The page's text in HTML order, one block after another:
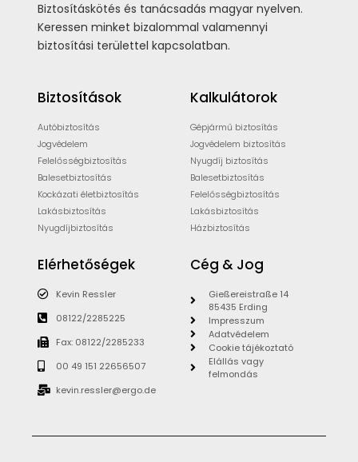
Biztosításkötés és tanácsadás magyar nyelven.
Keressen minket bizalommal valamennyi
biztosítási területtel kapcsolatban.
Biztosítások
Autóbiztosítás
Jogvédelem
Felelősségbiztosítás
Balesetbiztosítás
Kockázati életbiztosítás
Lakásbiztosítás
Nyugdíjbiztosítás
Kalkulátorok
Gépjármű biztosítás
Jogvédelem biztosítás
Nyugdíj biztosítás
Balesetbiztosítás
Felelősségbiztosítás
Lakásbiztosítás
Házbiztosítás
Elérhetőségek
Kevin Ressler
08122/2285225
Fax: 08122/2285233
00 49 151 22656507
kevin.ressler@ergo.de
Cég & Jog
Gießereistraße 14
85435 Erding
Impresszum
Adatvédelem
Cookie tájékoztató
Elállás vagy
felmondás